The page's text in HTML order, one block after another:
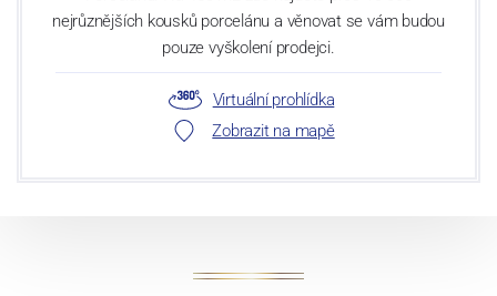
nejrůznějších kousků porcelánu a věnovat se vám budou
pouze vyškolení prodejci.
Virtuální prohlídka
Zobrazit na mapě